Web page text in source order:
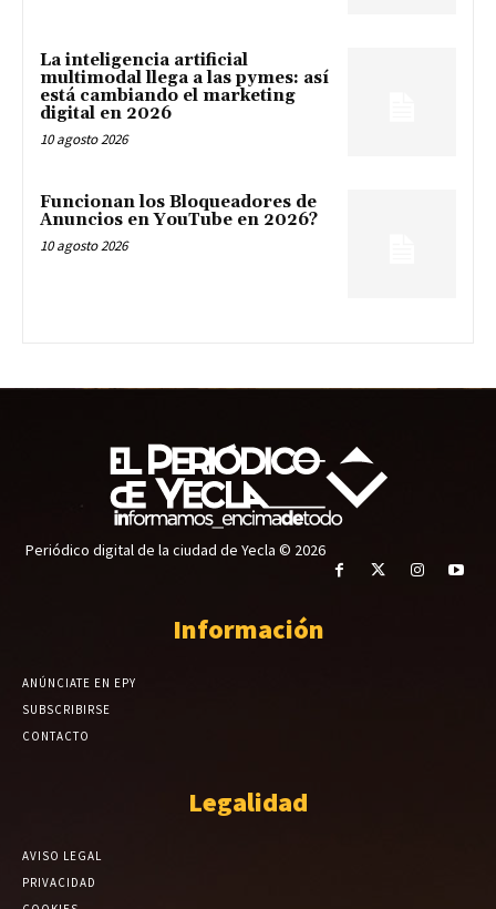
La inteligencia artificial
multimodal llega a las pymes: así
está cambiando el marketing
digital en 2026
10 agosto 2026
Funcionan los Bloqueadores de
Anuncios en YouTube en 2026?
10 agosto 2026
Periódico digital de la ciudad de Yecla © 2026
Información
ANÚNCIATE EN EPY
SUBSCRIBIRSE
CONTACTO
Legalidad
AVISO LEGAL
PRIVACIDAD